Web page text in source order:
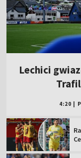
Lechici
4:20